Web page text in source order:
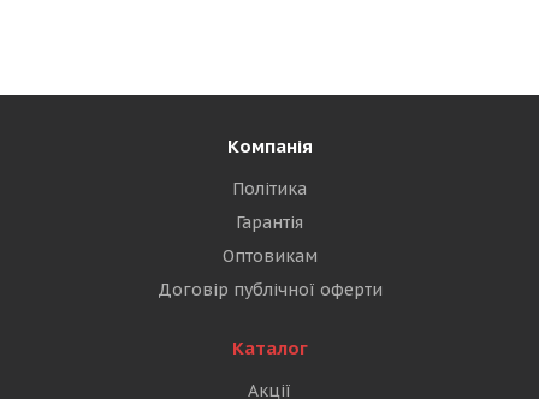
Компанія
Політика
Гарантія
Оптовикам
Договір публічної оферти
Каталог
Акції